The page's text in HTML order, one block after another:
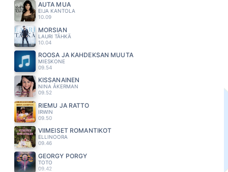
AUTA MUA
EIJA KANTOLA
10.09
MORSIAN
LAURI TÄHKÄ
10.04
ROOSA JA KAHDEKSAN MUUTA
MIESKONE
09.54
KISSANAINEN
NINA ÅKERMAN
09.52
RIEMU JA RATTO
IRWIN
09.50
VIIMEISET ROMANTIKOT
ELLINOORA
09.46
GEORGY PORGY
TOTO
09.42